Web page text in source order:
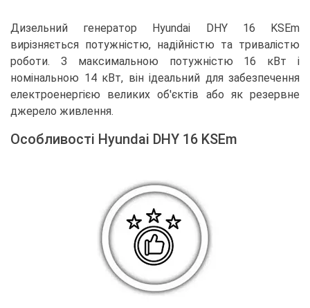
Дизельний генератор Hyundai DHY 16 KSEm
вирізняється потужністю, надійністю та тривалістю
роботи. З максимальною потужністю 16 кВт і
номінальною 14 кВт, він ідеальний для забезпечення
електроенергією великих об'єктів або як резервне
джерело живлення.
Особливості Hyundai DHY 16 KSEm